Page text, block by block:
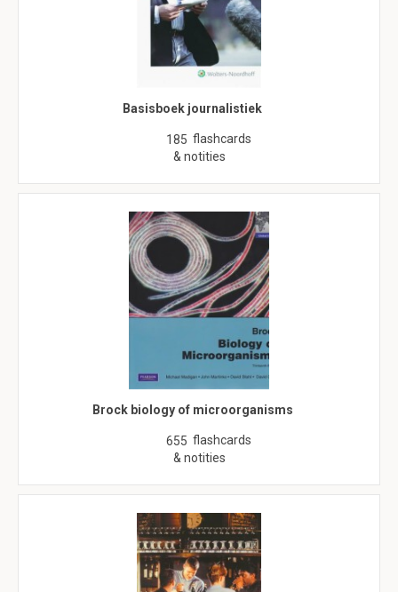
Basisboek journalistiek
185 flashcards
& notities
Brock biology of microorganisms
655 flashcards
& notities